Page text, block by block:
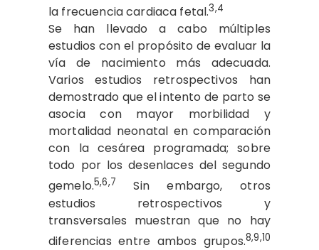
la frecuencia cardiaca fetal.3,4
Se han llevado a cabo múltiples
estudios con el propósito de evaluar la
vía de nacimiento más adecuada.
Varios estudios retrospectivos han
demostrado que el intento de parto se
asocia con mayor morbilidad y
mortalidad neonatal en comparación
con la cesárea programada; sobre
todo por los desenlaces del segundo
gemelo.5,6,7
Sin embargo, otros
estudios retrospectivos y
transversales muestran que no hay
diferencias entre ambos grupos.8,9,10